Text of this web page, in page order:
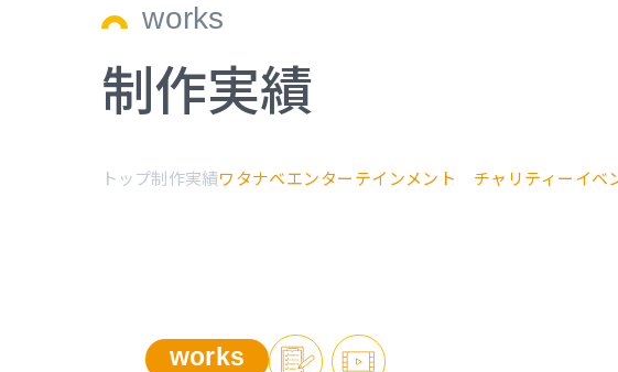
works
制作実績
トップ制作実績ワタナベエンターテインメント チャリティーイベ
works